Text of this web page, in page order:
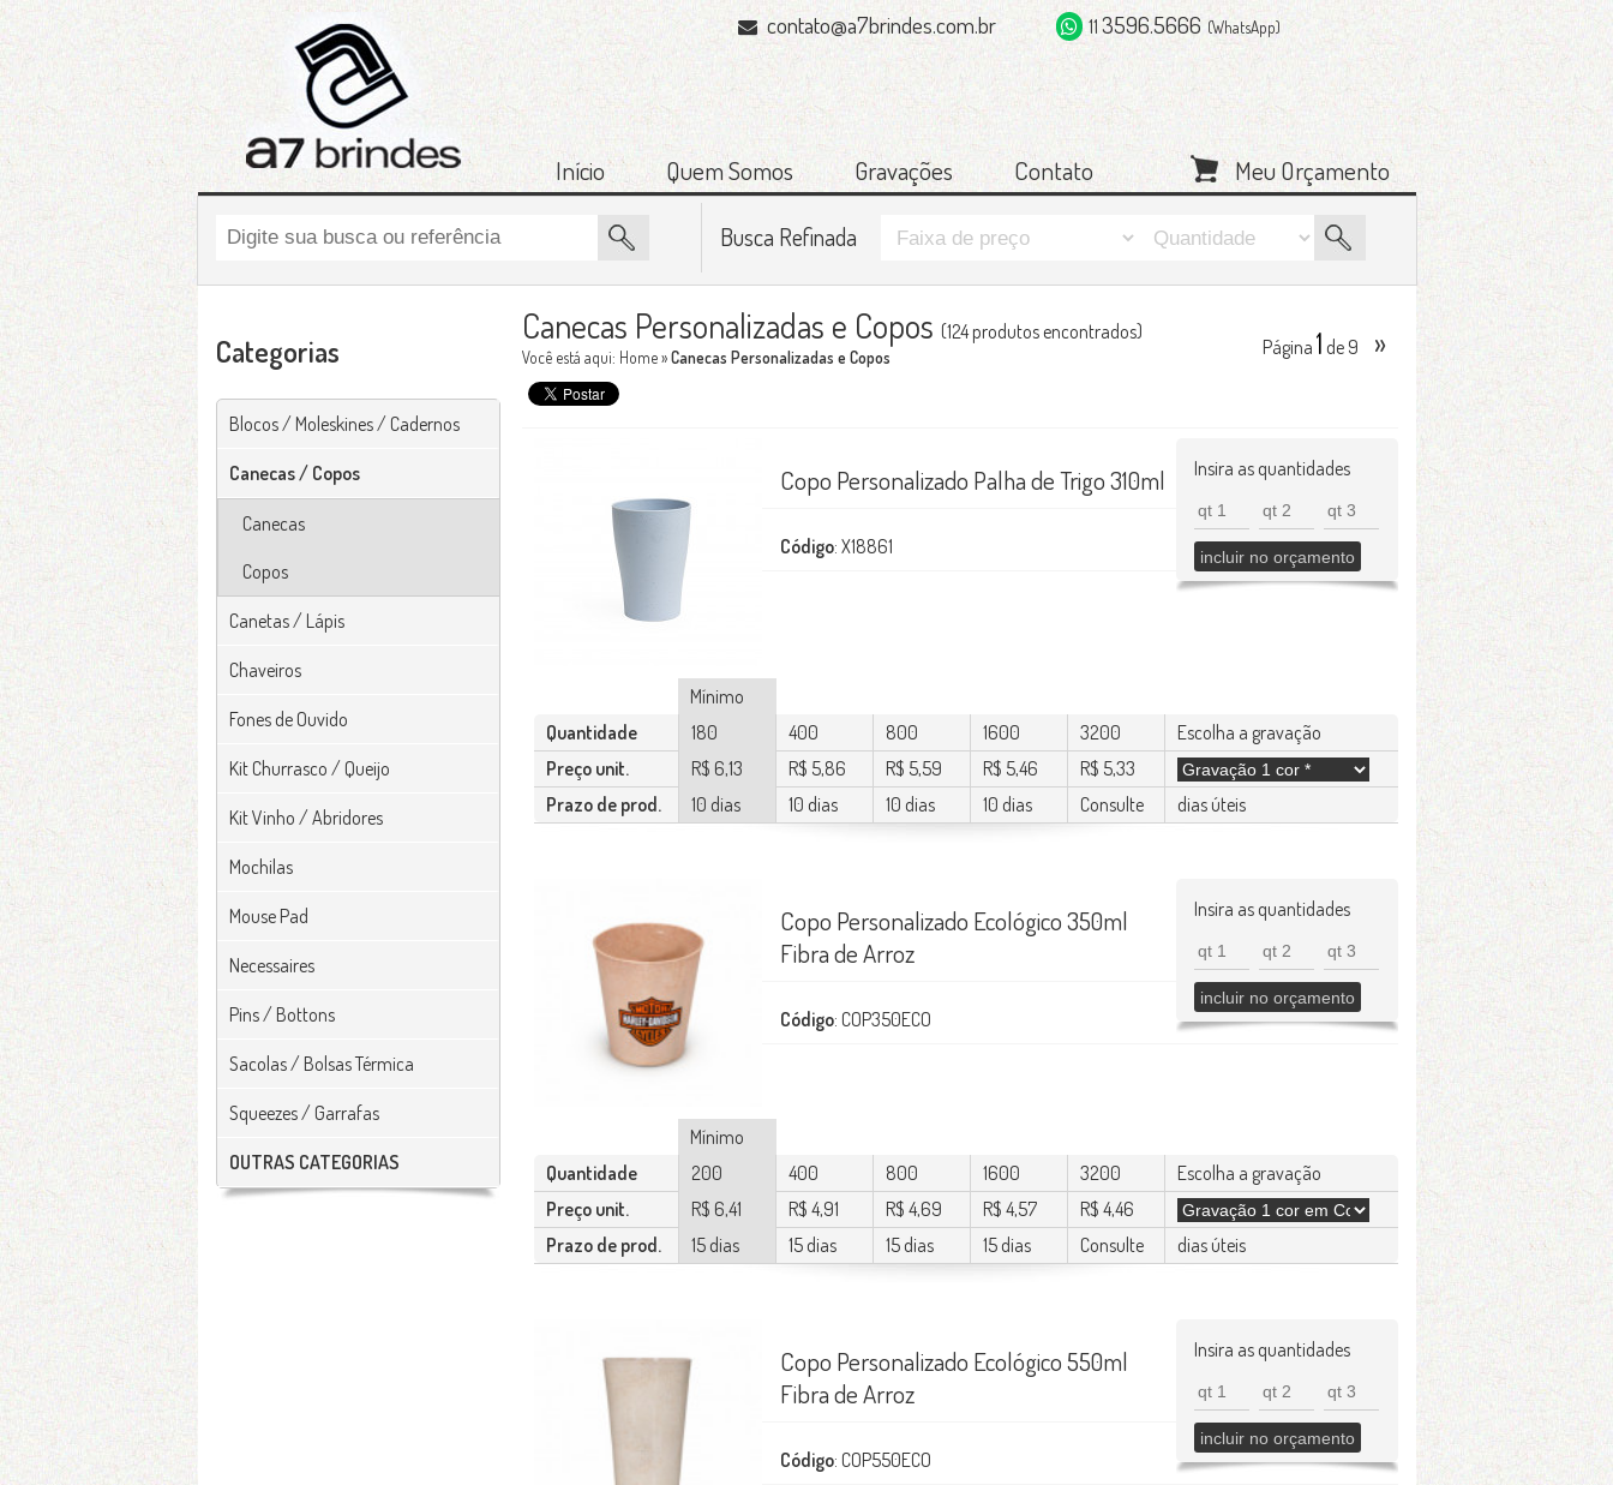
11 3596.5666 (WhatsApp)
contato@a7brindes.com.br
Início Quem Somos Gravações Contato Meu Orçamento
Busca Refinada
Categorias
Blocos / Moleskines / Cadernos
Canecas / Copos
Canecas
Copos
Canetas / Lápis
Chaveiros
Fones de Ouvido
Kit Churrasco / Queijo
Kit Vinho / Abridores
Mochilas
Mouse Pad
Necessaires
Pins / Bottons
Sacolas / Bolsas Térmica
Squeezes / Garrafas
OUTRAS CATEGORIAS
Canecas Personalizadas e Copos (124 produtos encontrados)
Você está aqui: Home»Canecas Personalizadas e Copos Página 1 de 9 »
Insira as quantidades
Copo Personalizado Palha de Trigo 310ml
Código: X18861
Mínimo
Quantidade
180 400 800 1600 3200
Escolha a gravação
Preço unit.
R$ 6,13 R$ 5,86 R$ 5,59 R$ 5,46
R$ 5,33
Prazo de prod.
10 dias 10 dias 10 dias 10 dias Consulte dias úteis
Insira as quantidades
Copo Personalizado Ecológico 350ml
Fibra de Arroz
Código: COP350ECO
Mínimo
Quantidade
200 400 800 1600 3200
Escolha a gravação
Preço unit.
R$ 6,41 R$ 4,91 R$ 4,69 R$ 4,57
R$ 4,46
Prazo de prod.
15 dias 15 dias 15 dias 15 dias Consulte dias úteis
Insira as quantidades
Copo Personalizado Ecológico 550ml
Fibra de Arroz
Código: COP550ECO